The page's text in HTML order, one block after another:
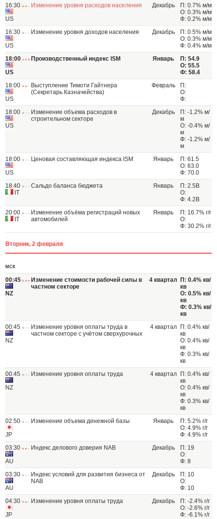
16:30
US
Изменение уровня расходов населения Декабрь
П: 0.7% м/м
О: 0.3% м/м
Ф: 0.2% м/м
16:30
US
Изменение уровня доходов населения Декабрь
П: 0.5% м/м
О: 0.3% м/м
Ф: 0.4% м/м
18:00
US
Производственный индекс ISM Январь
П: 54.9
О: 55.5
Ф: 58.4
18:00
US
Выступление Тимоти Гайтнера
(Секретарь Казначейства)
Февраль
П:
О:
Ф:
18:00
US
Изменение объема расходов в
строительном секторе
Декабрь
П: -1.2% м/
м
О: -0.4% м/
м
Ф: -1.2% м/
м
18:00
US
Ценовая составляющая индекса ISM Январь
П: 61.5
О: 63.0
Ф: 70.0
18:40
IT
Сальдо баланса бюджета Январь
П: 2.5B
О:
Ф: 4.2B
20:00
IT
Изменение объёма регистраций новых
автомобилей
Январь
П: 16.7% г/г
О:
Ф: 30.2% г/г
Вторник, 2 февраля
МСК
00:45
NZ
Изменение стоимости рабочей силы в
частном секторе
4 квартал
П: 0.4% кв/
кв
О: 0.5% кв/
кв
Ф: 0.3% кв/
кв
00:45
NZ
Изменение уровня оплаты труда в
частном секторе с учётом сверхурочных
4 квартал
П: 0.4% кв/
кв
О: 0.4% кв/
кв
Ф: 0.3% кв/
кв
00:45
NZ
Изменение уровня оплаты труда 4 квартал
П: 0.4% кв/
кв
О: 0.4% кв/
кв
Ф: 0.3% кв/
кв
02:50
JP
Изменение объема денежной базы Январь
П: 5.2% г/г
О: 4.9% г/г
Ф: 4.9% г/г
03:30
AU
Индекс делового доверия NAB Декабрь
П: 19
О:
Ф: 8
03:30
AU
Индекс условий для развития бизнеса от
NAB
Декабрь
П: 10
О:
Ф: 10
04:30
JP
Изменение уровня оплаты труда Декабрь
П: -2.4% г/г
О: -2.6% г/г
Ф: -6.1% г/г